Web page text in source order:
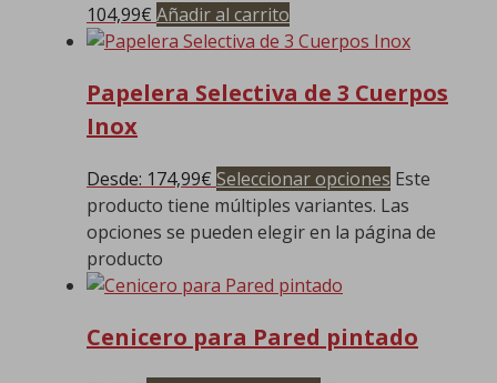
104,99€ Añadir al carrito
Papelera Selectiva de 3 Cuerpos
Inox
Desde: 174,99€ Seleccionar opciones Este
producto tiene múltiples variantes. Las
opciones se pueden elegir en la página de
producto
Cenicero para Pared pintado